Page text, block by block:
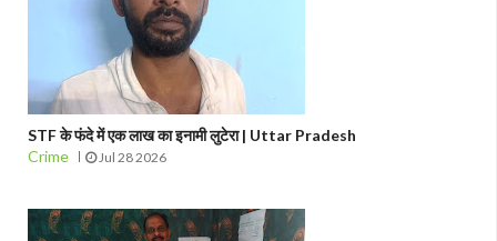
STF के फंदे में एक लाख का इनामी लुटेरा | Uttar Pradesh
Crime
Jul 28 2026